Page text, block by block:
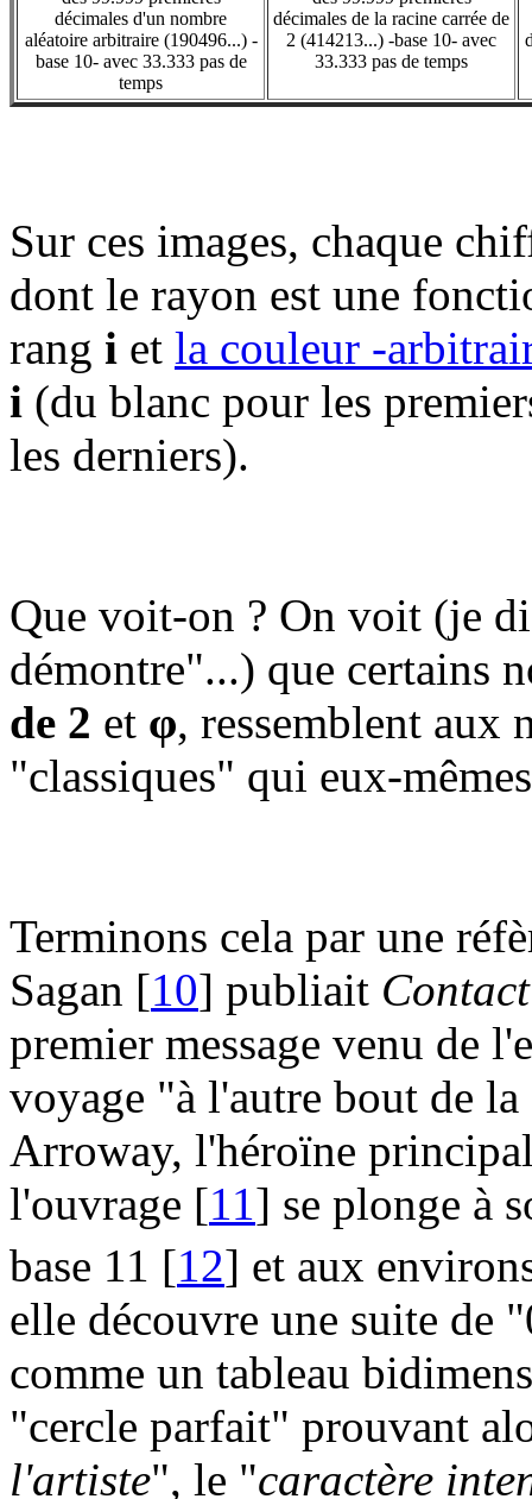
décimales d'un nombre
aléatoire arbitraire (190496...) -
base 10- avec 33.333 pas de
temps
décimales de la racine carrée de
2 (414213...) -base 10- avec
33.333 pas de temps
Sur ces images, chaque
dont le rayon est une
rang i et la couleur -
i (du blanc pour les
les derniers).
Que voit-on ? On voit (je
démontre"...) que certains
de 2 et φ, ressemblent aux
"classiques" qui eux-
Terminons cela par une
Sagan [10] publiait Contact
premier message venu de
voyage "à l'autre bout de
Arroway, l'héroïne
l'ouvrage [11] se plonge à
base 11 [12] et aux
elle découvre une suite de
comme un tableau
"cercle parfait" prouvant
l'artiste", le "caractère